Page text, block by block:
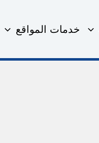
خدمات المواقع